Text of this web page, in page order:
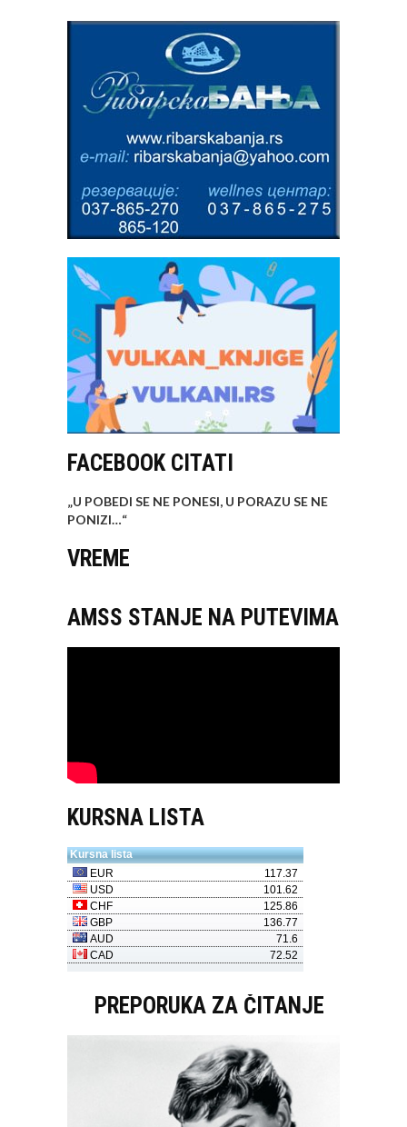
FACEBOOK CITATI
„U POBEDI SE NE PONESI, U PORAZU SE NE
PONIZI…“
VREME
AMSS STANJE NA PUTEVIMA
KURSNA LISTA
PREPORUKA ZA ČITANJE